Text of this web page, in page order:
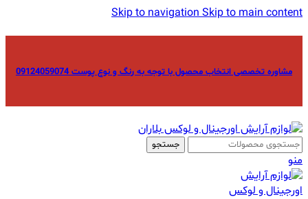
Skip to navigationSkip to main content
مشاوره تخصصی انتخاب محصول با توجه به رنگ و نوع پوست 09124059074
جستجو
منو